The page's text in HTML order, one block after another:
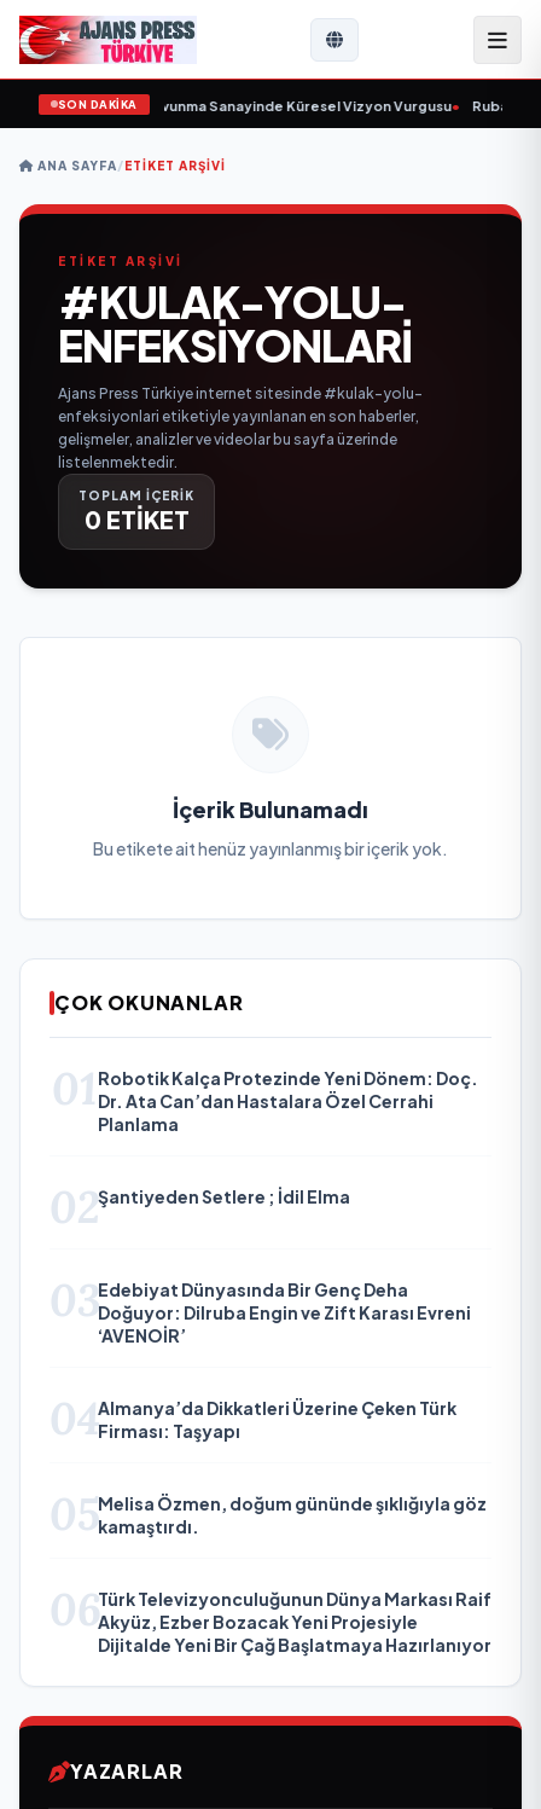
SON DAKİKA
Açıkladı ve Savunma Sanayinde Küresel Vizyon Vurgusu• Rubato
ANA SAYFA/ETIKET ARŞIVI
ETİKET ARŞİVİ
#KULAK-YOLU-
ENFEKSIYONLARI
Ajans Press Türkiye internet sitesinde #kulak-yolu-
enfeksiyonlari etiketiyle yayınlanan en son haberler,
gelişmeler, analizler ve videolar bu sayfa üzerinde
listelenmektedir.
TOPLAM İÇERİK
0 ETİKET
İçerik Bulunamadı
Bu etikete ait henüz yayınlanmış bir içerik yok.
ÇOK OKUNANLAR
01 Robotik Kalça Protezinde Yeni Dönem: Doç.
Dr. Ata Can’dan Hastalara Özel Cerrahi
Planlama
02Şantiyeden Setlere ; İdil Elma
03Edebiyat Dünyasında Bir Genç Deha
Doğuyor: Dilruba Engin ve Zift Karası Evreni
‘AVENOİR’
04Almanya’da Dikkatleri Üzerine Çeken Türk
Firması: Taşyapı
05Melisa Özmen, doğum gününde şıklığıyla göz
kamaştırdı.
06Türk Televizyonculuğunun Dünya Markası Raif
Akyüz, Ezber Bozacak Yeni Projesiyle
Dijitalde Yeni Bir Çağ Başlatmaya Hazırlanıyor
YAZARLAR